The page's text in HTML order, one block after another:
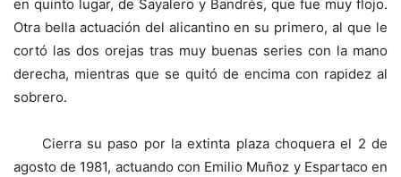
en quinto lugar, de Sayalero y Bandrés, que fue muy flojo.
Otra bella actuación del alicantino en su primero, al que le
cortó las dos orejas tras muy buenas series con la mano
derecha, mientras que se quitó de encima con rapidez al
sobrero.
Cierra su paso por la extinta plaza choquera el 2 de
agosto de 1981, actuando con Emilio Muñoz y Espartaco en